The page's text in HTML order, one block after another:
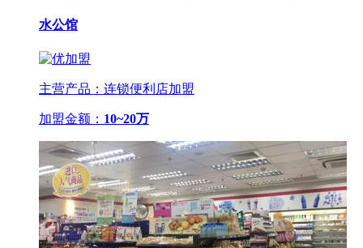
水公馆
主营产品：连锁便利店加盟
加盟金额： 10~20万